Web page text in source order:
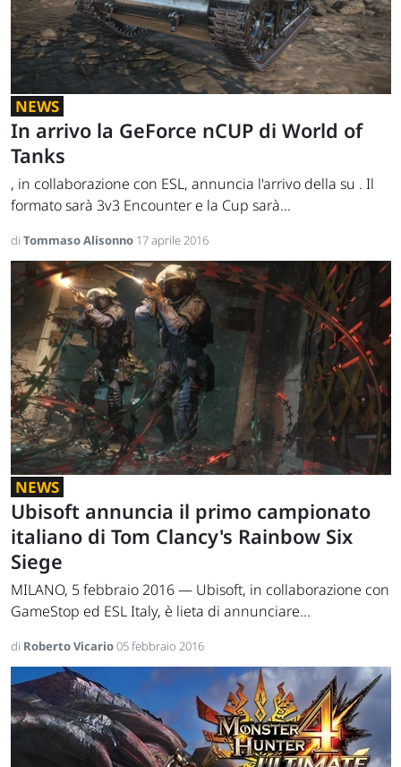
NEWS
In arrivo la GeForce nCUP di World of
Tanks
, in collaborazione con ESL, annuncia l'arrivo della su . Il
formato sarà 3v3 Encounter e la Cup sarà...
di Tommaso Alisonno 17 aprile 2016
NEWS
Ubisoft annuncia il primo campionato
italiano di Tom Clancy's Rainbow Six
Siege
MILANO, 5 febbraio 2016 — Ubisoft, in collaborazione con
GameStop ed ESL Italy, è lieta di annunciare...
di Roberto Vicario05 febbraio 2016